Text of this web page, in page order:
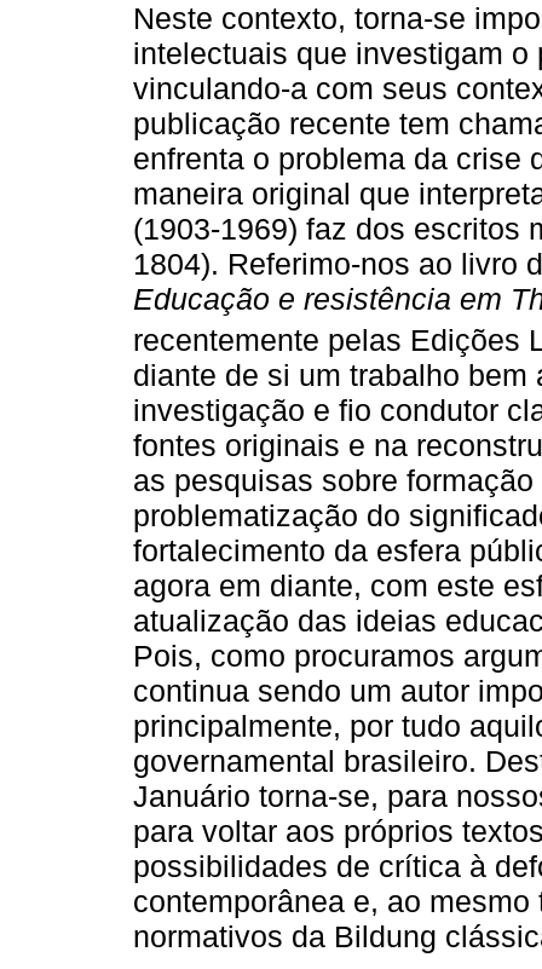
Neste contexto, torna-se
intelectuais que investigam
vinculando-a com seus
publicação recente tem
enfrenta o problema da crise
maneira original que
(1903-1969) faz dos escritos
1804). Referimo-nos ao livro
Educação e resistência em
recentemente pelas Edições
diante de si um trabalho
investigação e fio condutor
fontes originais e na
as pesquisas sobre
problematização do
fortalecimento da esfera
agora em diante, com este
atualização das ideias
Pois, como procuramos
continua sendo um autor
principalmente, por tudo
governamental brasileiro.
Januário torna-se, para
para voltar aos próprios
possibilidades de crítica à
contemporânea e, ao
normativos da Bildung